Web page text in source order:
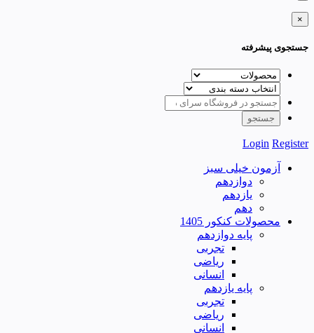
×
جستجوی پیشرفته
Login Register
آزمون خیلی سبز
دوازدهم
یازدهم
دهم
محصولات کنکور 1405
پایه دوازدهم
تجربی
ریاضی
انسانی
پایه یازدهم
تجربی
ریاضی
انسانی